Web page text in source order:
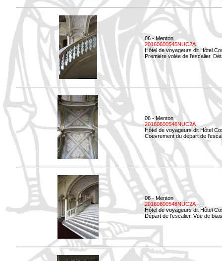
06 - Menton
20160600545NUC2A
Hôtel de voyageurs dit Hôtel
Première volée de l'escalier.
06 - Menton
20160600546NUC2A
Hôtel de voyageurs dit Hôtel
Couvrement du départ de
06 - Menton
20160600548NUC2A
Hôtel de voyageurs dit Hôtel
Départ de l'escalier. Vue de